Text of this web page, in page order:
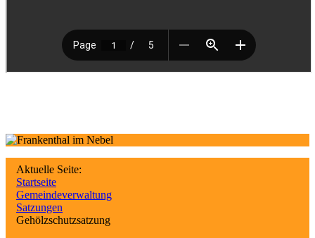
Aktuelle Seite:
Startseite
Gemeindeverwaltung
Satzungen
Gehölzschutzsatzung